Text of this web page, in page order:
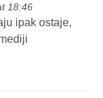
18:46
ipak ostaje,